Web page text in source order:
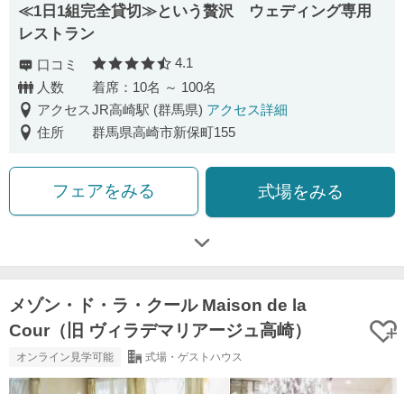
≪1日1組完全貸切≫という贅沢 ウェディング専用
レストラン
口コミ 口コミ評価
4.1
人数
着席：10名 ～ 100名
アクセスJR高崎駅 (群馬県) アクセス詳細
住所
群馬県高崎市新保町155
フェアをみる 式場をみる
メゾン・ド・ラ・クール Maison de la
Cour（旧 ヴィラデマリアージュ高崎）
オンライン見学可能 式場・ゲストハウス